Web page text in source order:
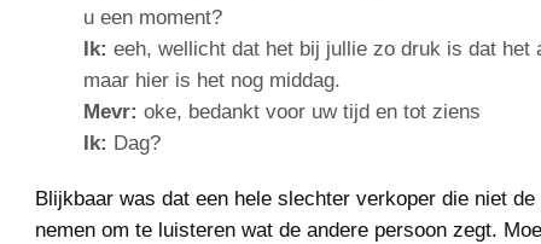
u een moment?
Ik: eeh, wellicht dat het bij jullie zo druk is dat het
maar hier is het nog middag.
Mevr: oke, bedankt voor uw tijd en tot ziens
Ik: Dag?
Blijkbaar was dat een hele slechter verkoper die niet
nemen om te luisteren wat de andere persoon zegt.